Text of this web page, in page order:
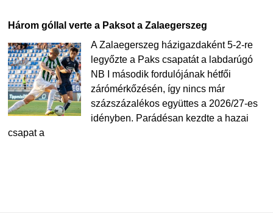
Három góllal verte a Paksot a Zalaegerszeg
A Zalaegerszeg házigazdaként 5-2-re
legyőzte a Paks csapatát a labdarúgó
NB I második fordulójának hétfői
zárómérkőzésén, így nincs már
százszázalékos együttes a 2026/27-es
idényben. Parádésan kezdte a hazai
csapat a